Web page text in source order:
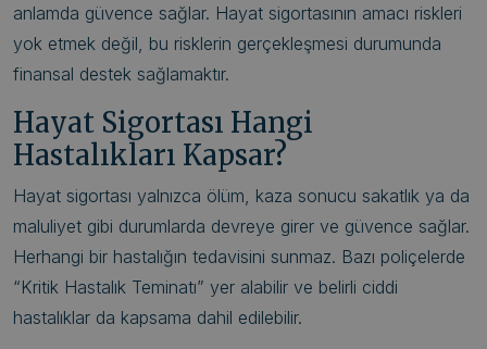
anlamda güvence sağlar. Hayat sigortasının amacı riskleri
yok etmek değil, bu risklerin gerçekleşmesi durumunda
finansal destek sağlamaktır.
Hayat Sigortası Hangi
Hastalıkları Kapsar?
Hayat sigortası yalnızca ölüm, kaza sonucu sakatlık ya da
maluliyet gibi durumlarda devreye girer ve güvence sağlar.
Herhangi bir hastalığın tedavisini sunmaz. Bazı poliçelerde
“Kritik Hastalık Teminatı” yer alabilir ve belirli ciddi
hastalıklar da kapsama dahil edilebilir.